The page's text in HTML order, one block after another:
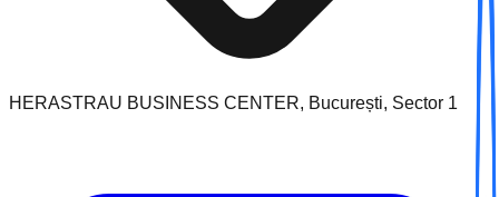
HERASTRAU BUSINESS CENTER, București, Sector 1